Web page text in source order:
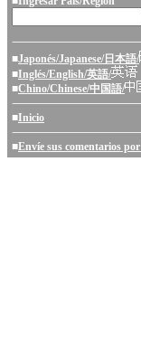
■Japonés/Japanese/日本語/
■Inglés/English/英語/
■Chino/Chinese/中国語/
■Inicio
■Envíe sus comentarios